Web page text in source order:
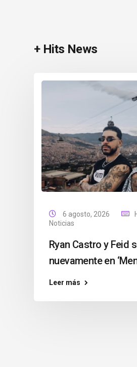
+ Hits News
6 agosto, 2026
Noticias
Ryan Castro y Feid
nuevamente en
Leer más